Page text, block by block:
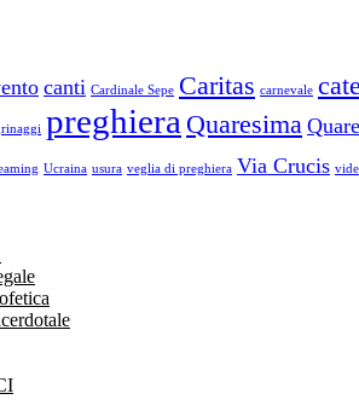
canti Cardinale Sepe Caritas carnevale
preghiera Quaresima
Ucraina usura veglia di preghiera Via Crucis